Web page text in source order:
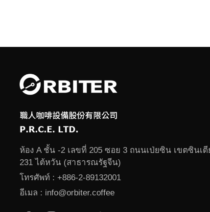
ห้อง A ชั้น -2 เลขที่ 205 ซอย 3 ถนนเป่ยซิน เขตซินเตี
231 ไต้หวัน (สาธารณรัฐจีน)
โทรศัพท์ : +886-2-89132001
อีเมล : info@orbiter.coffee